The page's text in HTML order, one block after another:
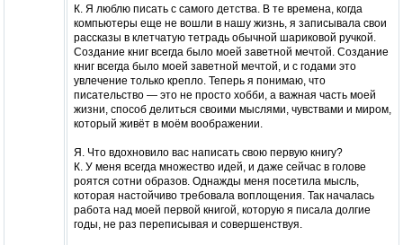
К. Я люблю писать с самого детства. В те времена, когда
компьютеры еще не вошли в нашу жизнь, я записывала свои
рассказы в клетчатую тетрадь обычной шариковой ручкой.
Создание книг всегда было моей заветной мечтой. Создание
книг всегда было моей заветной мечтой, и с годами это
увлечение только крепло. Теперь я понимаю, что
писательство — это не просто хобби, а важная часть моей
жизни, способ делиться своими мыслями, чувствами и миром,
который живёт в моём воображении.
Я. Что вдохновило вас написать свою первую книгу?
К. У меня всегда множество идей, и даже сейчас в голове
роятся сотни образов. Однажды меня посетила мысль,
которая настойчиво требовала воплощения. Так началась
работа над моей первой книгой, которую я писала долгие
годы, не раз переписывая и совершенствуя.